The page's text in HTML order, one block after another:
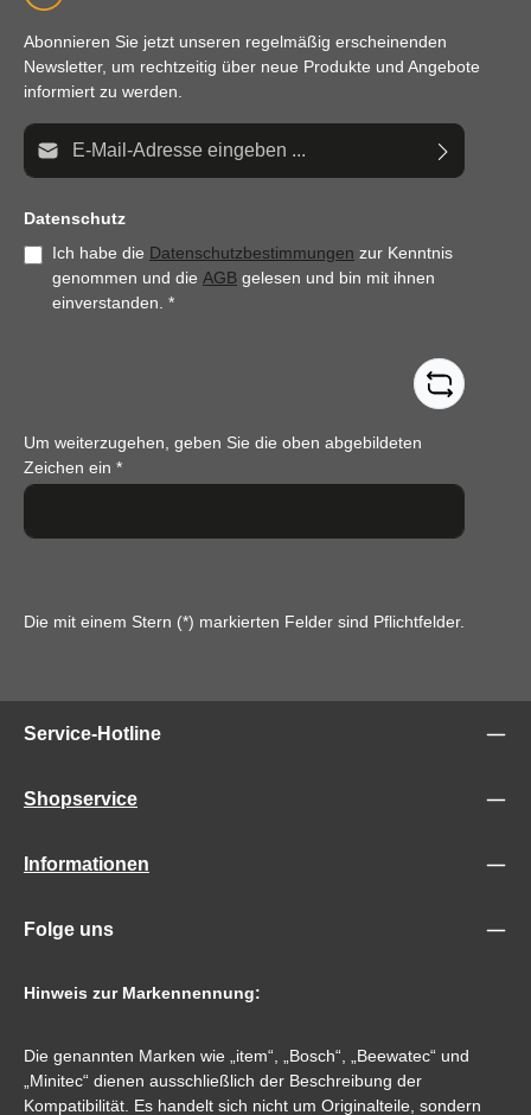
Abonnieren Sie jetzt unseren regelmäßig erscheinenden
Newsletter, um rechtzeitig über neue Produkte und Angebote
informiert zu werden.
E-Mail-Adresse*
Datenschutz
Ich habe die Datenschutzbestimmungen zur Kenntnis
genommen und die AGB gelesen und bin mit ihnen
einverstanden. *
Um weiterzugehen, geben Sie die oben abgebildeten
Zeichen ein *
Die mit einem Stern (*) markierten Felder sind Pflichtfelder.
Service-Hotline
Shopservice
Informationen
Folge uns
Hinweis zur Markennennung:
Die genannten Marken wie „item“, „Bosch“, „Beewatec“ und
„Minitec“ dienen ausschließlich der Beschreibung der
Kompatibilität. Es handelt sich nicht um Originalteile, sondern